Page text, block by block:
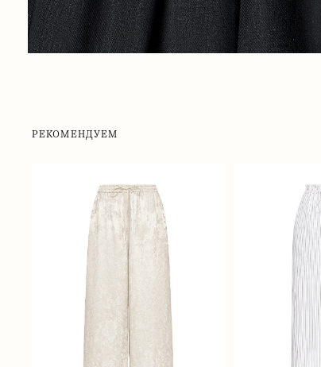
РЕКОМЕНДУЕМ